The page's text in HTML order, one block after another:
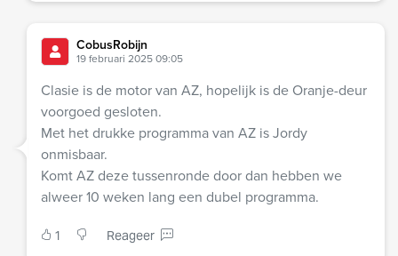
CobusRobijn
19 februari 2025 09:05
Clasie is de motor van AZ, hopelijk is de Oranje-deur
voorgoed gesloten.
Met het drukke programma van AZ is Jordy
onmisbaar.
Komt AZ deze tussenronde door dan hebben we
alweer 10 weken lang een dubel programma.
1 Reageer